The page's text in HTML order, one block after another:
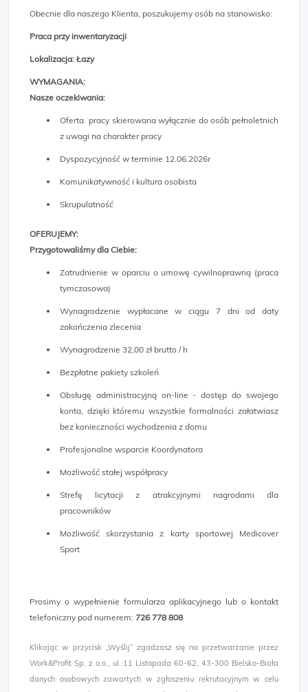
Obecnie dla naszego Klienta, poszukujemy osób na stanowisko:
Praca przy inwentaryzacji
Lokalizacja: Łazy
WYMAGANIA:
Nasze oczekiwania:
Oferta pracy skierowana wyłącznie do osób pełnoletnich
z uwagi na charakter pracy
Dyspozycyjność w terminie 12.06.2026r
Komunikatywność i kultura osobista
Skrupulatność
OFERUJEMY:
Przygotowaliśmy dla Ciebie:
Zatrudnienie w oparciu o umowę cywilnoprawną (praca
tymczasowa)
Wynagrodzenie wypłacane w ciągu 7 dni od daty
zakończenia zlecenia
Wynagrodzenie 32,00 zł brutto / h
Bezpłatne pakiety szkoleń
Obsługę administracyjną on-line - dostęp do swojego
konta, dzięki któremu wszystkie formalności załatwiasz
bez konieczności wychodzenia z domu
Profesjonalne wsparcie Koordynatora
Możliwość stałej współpracy
Strefę licytacji z atrakcyjnymi nagrodami dla
pracowników
Możliwość skorzystania z karty sportowej Medicover
Sport
Prosimy o wypełnienie formularza aplikacyjnego lub o kontakt
telefoniczny pod numerem: 726 778 808
Klikając w przycisk „Wyślij” zgadzasz się na przetwarzanie przez
Work&Profit Sp. z o.o., ul. 11 Listopada 60-62, 43-300 Bielsko-Biała
danych osobowych zawartych w zgłoszeniu rekrutacyjnym w celu